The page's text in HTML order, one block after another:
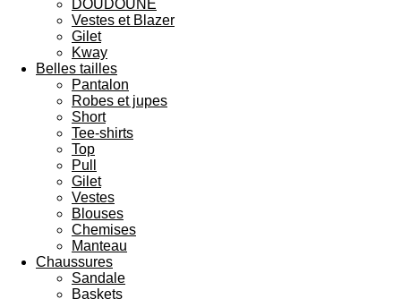
DOUDOUNE
Vestes et Blazer
Gilet
Kway
Belles tailles
Pantalon
Robes et jupes
Short
Tee-shirts
Top
Pull
Gilet
Vestes
Blouses
Chemises
Manteau
Chaussures
Sandale
Baskets